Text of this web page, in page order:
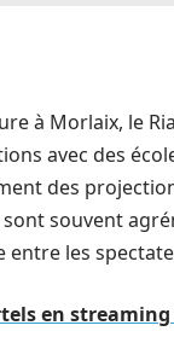
à Morlaix, le
avec des
des
souvent
les
en